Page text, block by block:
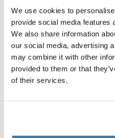
We use cookies to
provide social media features
We also share information
our social media, advertising
may combine it with other
provided to them or that
of their services.
Toggle guides and
Instructies
Toggle overview
Beoordelingen